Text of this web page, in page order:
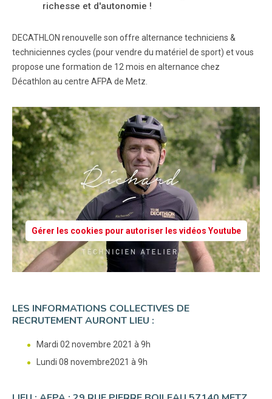
richesse et d'autonomie !
DECATHLON renouvelle son offre alternance techniciens &
techniciennes cycles (pour vendre du matériel de sport) et vous
propose une formation de 12 mois en alternance chez
Décathlon au centre AFPA de Metz.
Gérer les cookies pour autoriser les vidéos Youtube
LES INFORMATIONS COLLECTIVES DE
RECRUTEMENT AURONT LIEU :
Mardi 02 novembre 2021 à 9h
Lundi 08 novembre2021 à 9h